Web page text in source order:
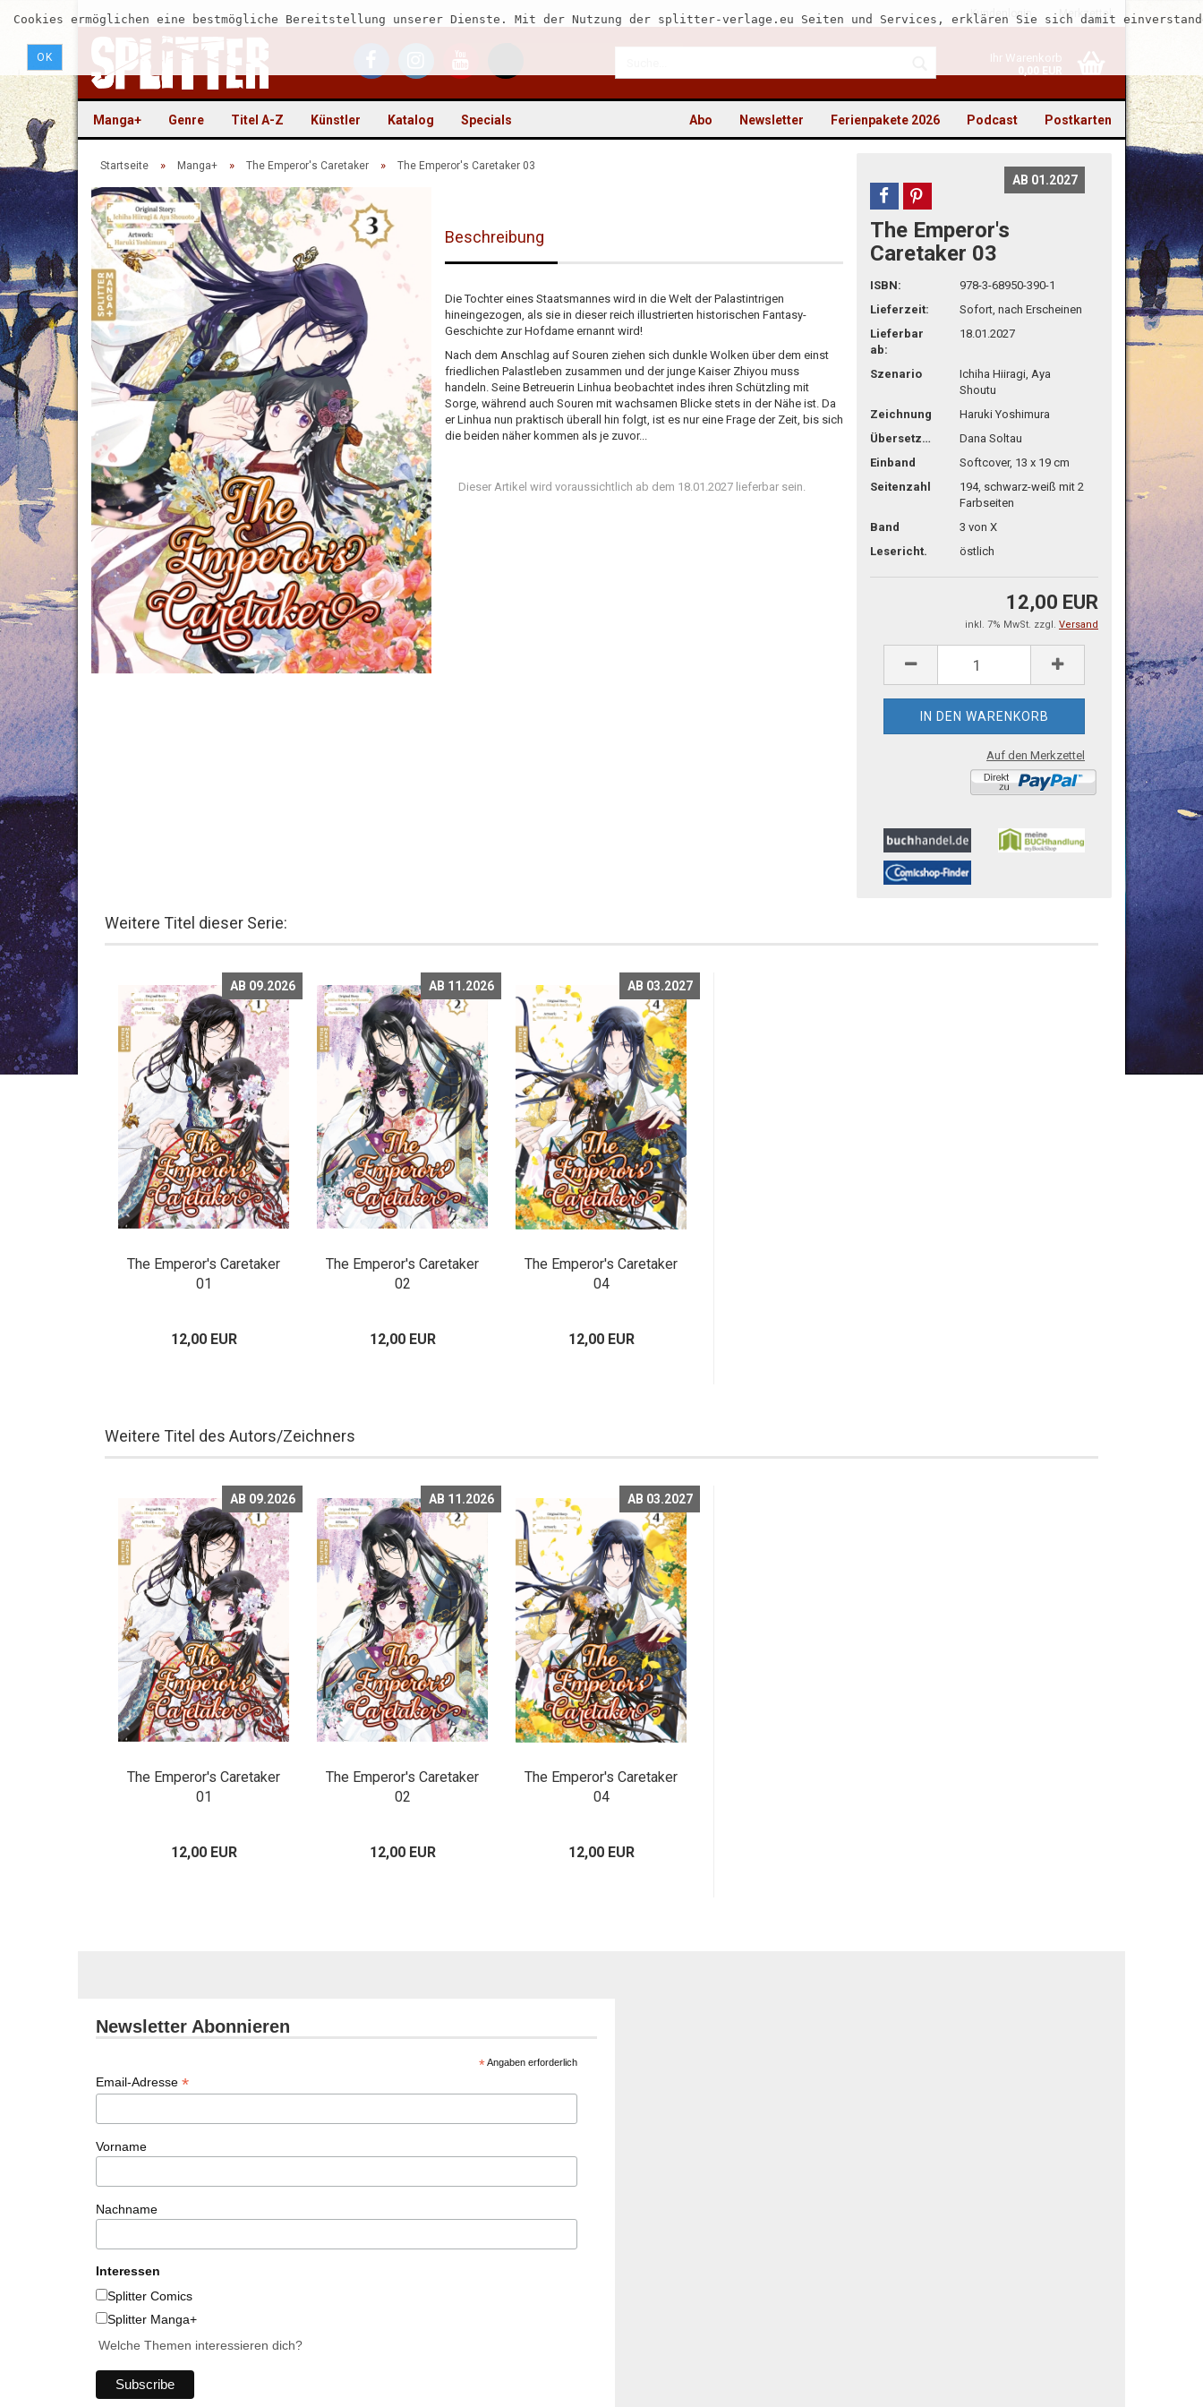
Kundenlogin Merkzettel
Ihr Warenkorb
0,00 EUR
Cookies ermöglichen eine bestmögliche Bereitstellung unserer Dienste. Mit der Nutzung der splitter-verlage.eu Seiten und Services, erklären Sie sich damit
OK
Manga+ Genre Titel A-Z Künstler Katalog Specials Postkarten
Podcast
Ferienpakete 2026
Newsletter
Abo
Startseite » Manga+ » The Emperor's Caretaker » The Emperor's Caretaker 03
Beschreibung
Die Tochter eines Staatsmannes wird in die Welt der Palastintrigen
hineingezogen, als sie in dieser reich illustrierten historischen Fantasy-
Geschichte zur Hofdame ernannt wird!
Nach dem Anschlag auf Souren ziehen sich dunkle Wolken über dem einst
friedlichen Palastleben zusammen und der junge Kaiser Zhiyou muss
handeln. Seine Betreuerin Linhua beobachtet indes ihren Schützling mit
Sorge, während auch Souren mit wachsamen Blicke stets in der Nähe ist. Da
er Linhua nun praktisch überall hin folgt, ist es nur eine Frage der Zeit, bis sich
die beiden näher kommen als je zuvor...
Dieser Artikel wird voraussichtlich ab dem 18.01.2027 lieferbar sein.
AB 01.2027
teilen pin it
The Emperor's
Caretaker 03
ISBN:
978-3-68950-390-1
Lieferzeit:
Sofort, nach Erscheinen
Lieferbar
ab:
18.01.2027
Szenario
Ichiha Hiiragi, Aya
Shoutu
Zeichnung
Haruki Yoshimura
Übersetzg.
Dana Soltau
Einband
Softcover, 13 x 19 cm
Seitenzahl
194, schwarz-weiß mit 2
Farbseiten
Band
3 von X
Lesericht.
östlich
12,00 EUR
inkl. 7% MwSt. zzgl. Versand
Auf den Merkzettel
Weitere Titel dieser Serie:
AB 09.2026
The Emperor's Caretaker
01
12,00 EUR
AB 11.2026
The Emperor's Caretaker
02
12,00 EUR
AB 03.2027
The Emperor's Caretaker
04
12,00 EUR
Weitere Titel des Autors/Zeichners
AB 09.2026
The Emperor's Caretaker
01
12,00 EUR
AB 11.2026
The Emperor's Caretaker
02
12,00 EUR
AB 03.2027
The Emperor's Caretaker
04
12,00 EUR
Newsletter Abonnieren
*Angaben erforderlich
Email-Adresse *
Vorname
Nachname
Interessen
Splitter Comics
Splitter Manga+
Welche Themen interessieren dich?